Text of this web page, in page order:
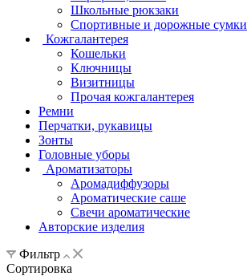
Школьные рюкзаки
Спортивные и дорожные сумки
Кожгалантерея
Кошельки
Ключницы
Визитницы
Прочая кожгалантерея
Ремни
Перчатки, рукавицы
Зонты
Головные уборы
Ароматизаторы
Аромадиффузоры
Ароматические саше
Свечи ароматические
Авторские изделия
Фильтр
Сортировка